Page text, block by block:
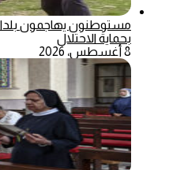
مستوطنون يهاجمون
بحماية الاحتلال
8 أغسطس، 2026